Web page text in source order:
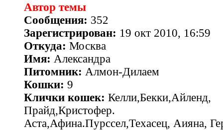
Автор темы
Сообщения: 352
Зарегистрирован: 19 окт 2010, 16:59
Откуда: Москва
Имя: Александра
Питомник: Алмон-Дилаем
Кошки: 9
Клички кошек: Келли,Бекки,Айленд,
Прайд,Кристофер.
Аста,Афина.Пурссел,Техасец, Аияна,